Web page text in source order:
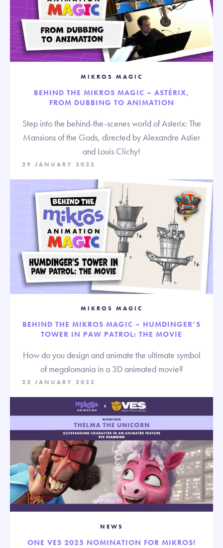
MIKROS MAGIC
BEHIND THE MIKROS MAGIC – ASTÉRIX,
FROM DUBBING TO ANIMATION
Step into the behind-the-scenes world of Asterix: The
Mansions of the Gods, directed by Alexandre Astier
and Louis Clichy!
29 JANUARY 2025
MIKROS MAGIC
BEHIND THE MIKROS MAGIC – HUMDINGER’S
TOWER IN PAW PATROL: THE MOVIE
How do you design and animate the ultimate symbol
of megalomania in a 3D animated movie?
22 JANUARY 2025
NEWS
ONE VES 2025 NOMINATION FOR MIKROS!